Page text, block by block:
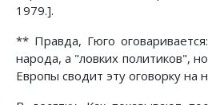
1979.].
** Правда, Гюго
народа, а "ловких политиков",
Европы сводит эту оговорку на